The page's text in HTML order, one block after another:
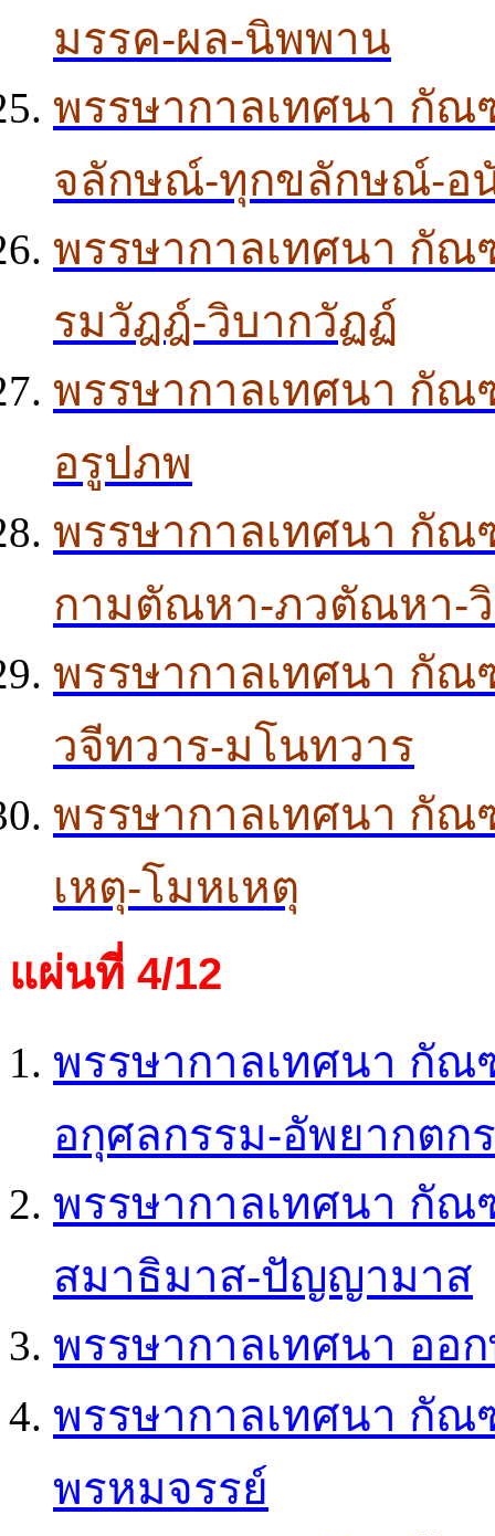
มรรค-ผล-นิพพาน
พรรษากาลเทศนา กั
จลักษณ์-ทุกขลักษณ์-อ
พรรษากาลเทศนา กัณ
รมวัฎฎ์-วิบากวัฏฏ์
พรรษากาลเทศนา กั
อรูปภพ
พรรษากาลเทศนา กั
กามตัณหา-ภวตัณหา-
พรรษากาลเทศนา กัณ
วจีทวาร-มโนทวาร
พรรษากาลเทศนา กัณ
เหตุ-โมหเหตุ
แผ่นที่ 4/12
พรรษากาลเทศนา กัณ
อกุศลกรรม-อัพยากตก
พรรษากาลเทศนา กั
สมาธิมาส-ปัญญามาส
พรรษากาลเทศนา ออ
พรรษากาลเทศนา กัณ
พรหมจรรย์